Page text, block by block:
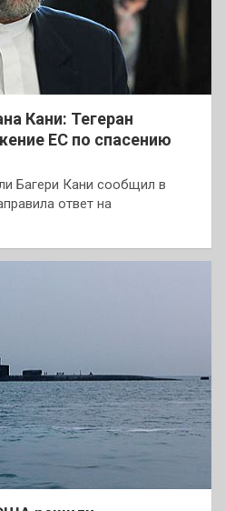
Кани: Тегеран
ЕС по спасению
Багери Кани сообщил в
ответ на